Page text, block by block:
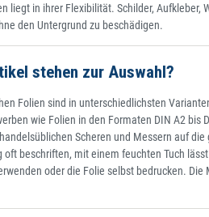
liegt in ihrer Flexibilität. Schilder, Aufkleber,
den Untergrund zu beschädigen.
stehen zur Auswahl?
Folien sind in unterschiedlichsten
wie Folien in den Formaten DIN A2 bis
Scheren und Messern auf
beschriften, mit einem feuchten Tuch
oder die Folie selbst bedrucken.